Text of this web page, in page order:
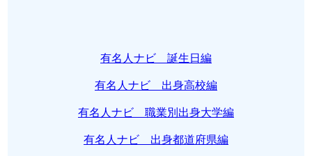
有名人ナビ 誕生日編
有名人ナビ 出身高校編
有名人ナビ 職業別出身大学編
有名人ナビ 出身都道府県編